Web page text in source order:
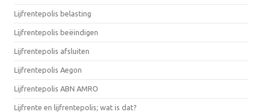
Lijfrentepolis belasting
Lijfrentepolis beëindigen
Lijfrentepolis afsluiten
Lijfrentepolis Aegon
Lijfrentepolis ABN AMRO
Lijfrente en lijfrentepolis; wat is dat?